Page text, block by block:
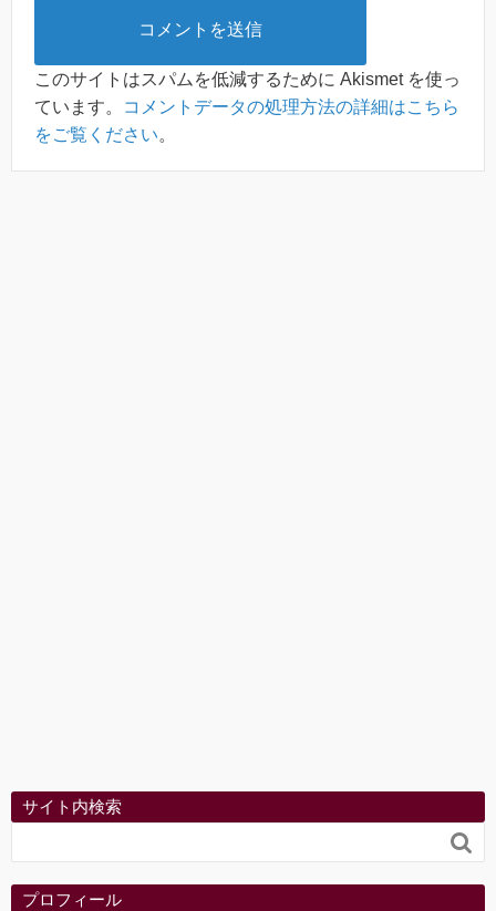
このサイトはスパムを低減するために Akismet を使っ
ています。
コメントデータの処理方法の詳細はこちら
をご覧ください。
サイト内検索

プロフィール